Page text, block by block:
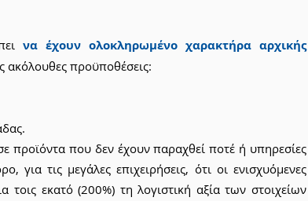
να έχουν ολοκληρωμένο χαρακτήρα αρχικής
ακόλουθες προϋποθέσεις:
προϊόντα που δεν έχουν παραχθεί ποτέ ή υπηρεσίες
τις μεγάλες επιχειρήσεις, ότι οι ενισχυόμενες
τοις εκατό (200%) τη λογιστική αξία των στοιχείων